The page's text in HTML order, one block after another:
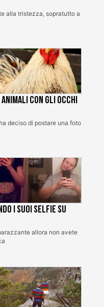
alla tristezza, sopratutto a
animali con gli occhi
deciso di postare una foto
i suoi selfie su
allora non avete